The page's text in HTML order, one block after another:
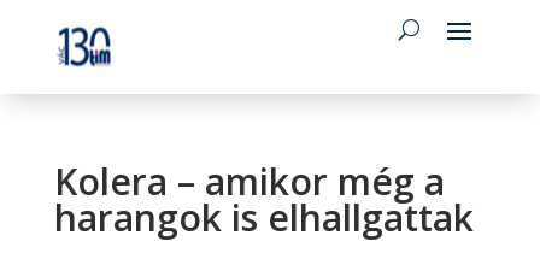
Kolera – amikor még a
harangok is elhallgattak